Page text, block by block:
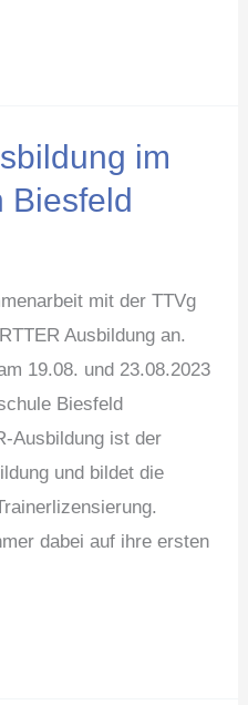
im
Biesfeld
mit der TTVg
Ausbildung an.
19.08. und 23.08.2023
Biesfeld
Ausbildung ist der
und bildet die
dabei auf ihre ersten